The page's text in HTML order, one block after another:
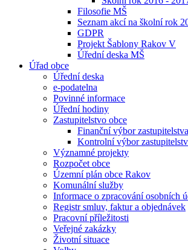
Filosofie MŠ
Seznam akcí na školní rok
GDPR
Projekt Šablony Rakov V
Úřední deska MŠ
Úřad obce
Úřední deska
e-podatelna
Povinné informace
Úřední hodiny
Zastupitelstvo obce
Finanční výbor
Kontrolní výbor
Významné projekty
Rozpočet obce
Územní plán obce Rakov
Komunální služby
Informace o zpracování osobních
Registr smluv, faktur a objednávek
Pracovní příležitosti
Veřejné zakázky
Životní situace